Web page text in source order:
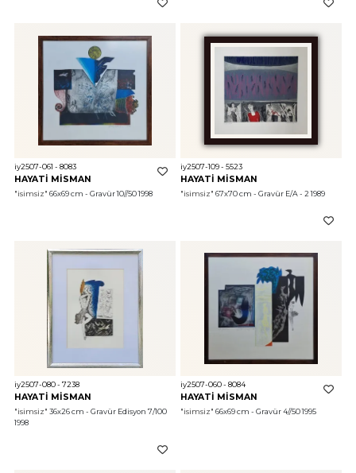
iy2507-061 - 8083
HAYATİ MİSMAN
"isimsiz" 66x69 cm - Gravür 10//50 1998
iy2507-109 - 5523
HAYATİ MİSMAN
"isimsiz" 67x70 cm - Gravür E/A - 2 1989
iy2507-080 - 7238
HAYATİ MİSMAN
"isimsiz" 36x26 cm - Gravür Edisyon 7/100
1998
iy2507-060 - 8084
HAYATİ MİSMAN
"isimsiz" 66x69 cm - Gravür 4//50 1995